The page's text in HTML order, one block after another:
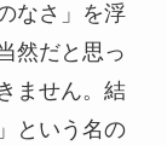
なさ」を浮
然だと思っ
ません。結
という名の